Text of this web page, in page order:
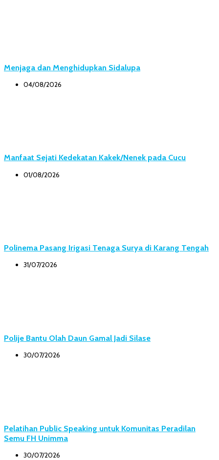
Menjaga dan Menghidupkan Sidalupa
04/08/2026
Manfaat Sejati Kedekatan Kakek/Nenek pada Cucu
01/08/2026
Polinema Pasang Irigasi Tenaga Surya di Karang Tengah
31/07/2026
Polije Bantu Olah Daun Gamal Jadi Silase
30/07/2026
Pelatihan Public Speaking untuk Komunitas Peradilan
Semu FH Unimma
30/07/2026